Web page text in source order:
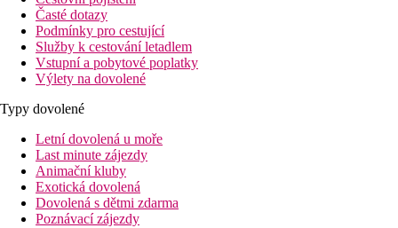
Časté dotazy
Podmínky pro cestující
Služby k cestování letadlem
Vstupní a pobytové poplatky
Výlety na dovolené
Typy dovolené
Letní dovolená u moře
Last minute zájezdy
Animační kluby
Exotická dovolená
Dovolená s dětmi zdarma
Poznávací zájezdy